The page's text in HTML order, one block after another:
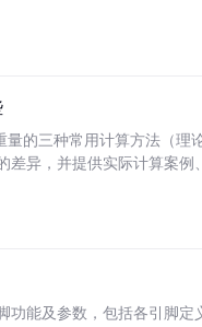
的三种常用计算方法（
差异，并提供实际计算案
功能及参数，包括各引脚